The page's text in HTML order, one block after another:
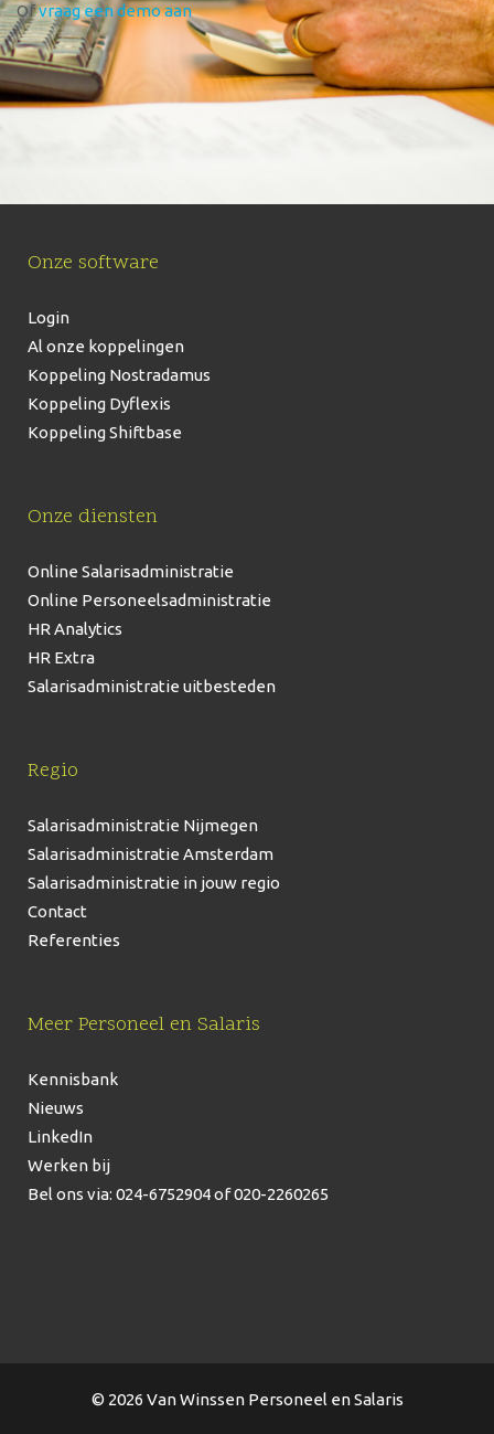
Ofvraag een demo aan
Onze software
Login
Al onze koppelingen
Koppeling Nostradamus
Koppeling Dyflexis
Koppeling Shiftbase
Onze diensten
Online Salarisadministratie
Online Personeelsadministratie
HR Analytics
HR Extra
Salarisadministratie uitbesteden
Regio
Salarisadministratie Nijmegen
Salarisadministratie Amsterdam
Salarisadministratie in jouw regio
Contact
Referenties
Meer Personeel en Salaris
Kennisbank
Nieuws
LinkedIn
Werken bij
Bel ons via: 024-6752904of 020-2260265
© 2026 Van Winssen Personeel en Salaris